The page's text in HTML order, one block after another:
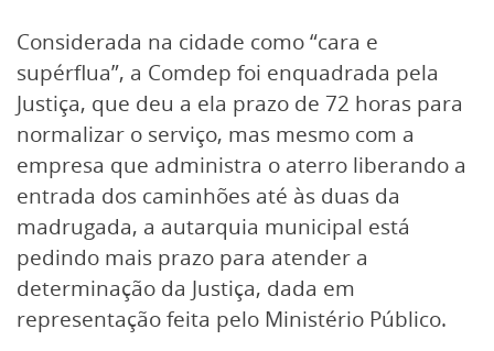
Considerada na cidade como “cara e
supérflua”, a Comdep foi enquadrada pela
Justiça, que deu a ela prazo de 72 horas para
normalizar o serviço, mas mesmo com a
empresa que administra o aterro liberando a
entrada dos caminhões até às duas da
madrugada, a autarquia municipal está
pedindo mais prazo para atender a
determinação da Justiça, dada em
representação feita pelo Ministério Público.